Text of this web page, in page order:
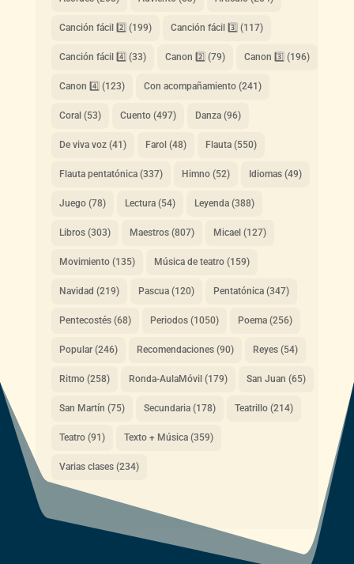
Canción fácil 2️⃣ (199) Canción fácil 3️⃣ (117)
Canción fácil 4️⃣ (33) Canon 2️⃣ (79) Canon 3️⃣ (196)
Canon 4️⃣ (123) Con acompañamiento(241)
Coral (53) Cuento(497) Danza(96)
De viva voz(41) Farol (48) Flauta(550)
Flauta pentatónica(337) Himno(52) Idiomas(49)
Juego(78) Lectura(54) Leyenda(388)
Libros(303) Maestros(807) Micael (127)
Movimiento(135) Música de teatro(159)
Navidad (219) Pascua(120) Pentatónica(347)
Pentecostés(68) Periodos(1050) Poema(256)
Popular(246) Recomendaciones(90) Reyes(54)
Ritmo(258) Ronda-AulaMóvil (179) San Juan (65)
San Martín (75) Secundaria(178) Teatrillo(214)
Teatro(91) Texto + Música(359)
Varias clases(234)